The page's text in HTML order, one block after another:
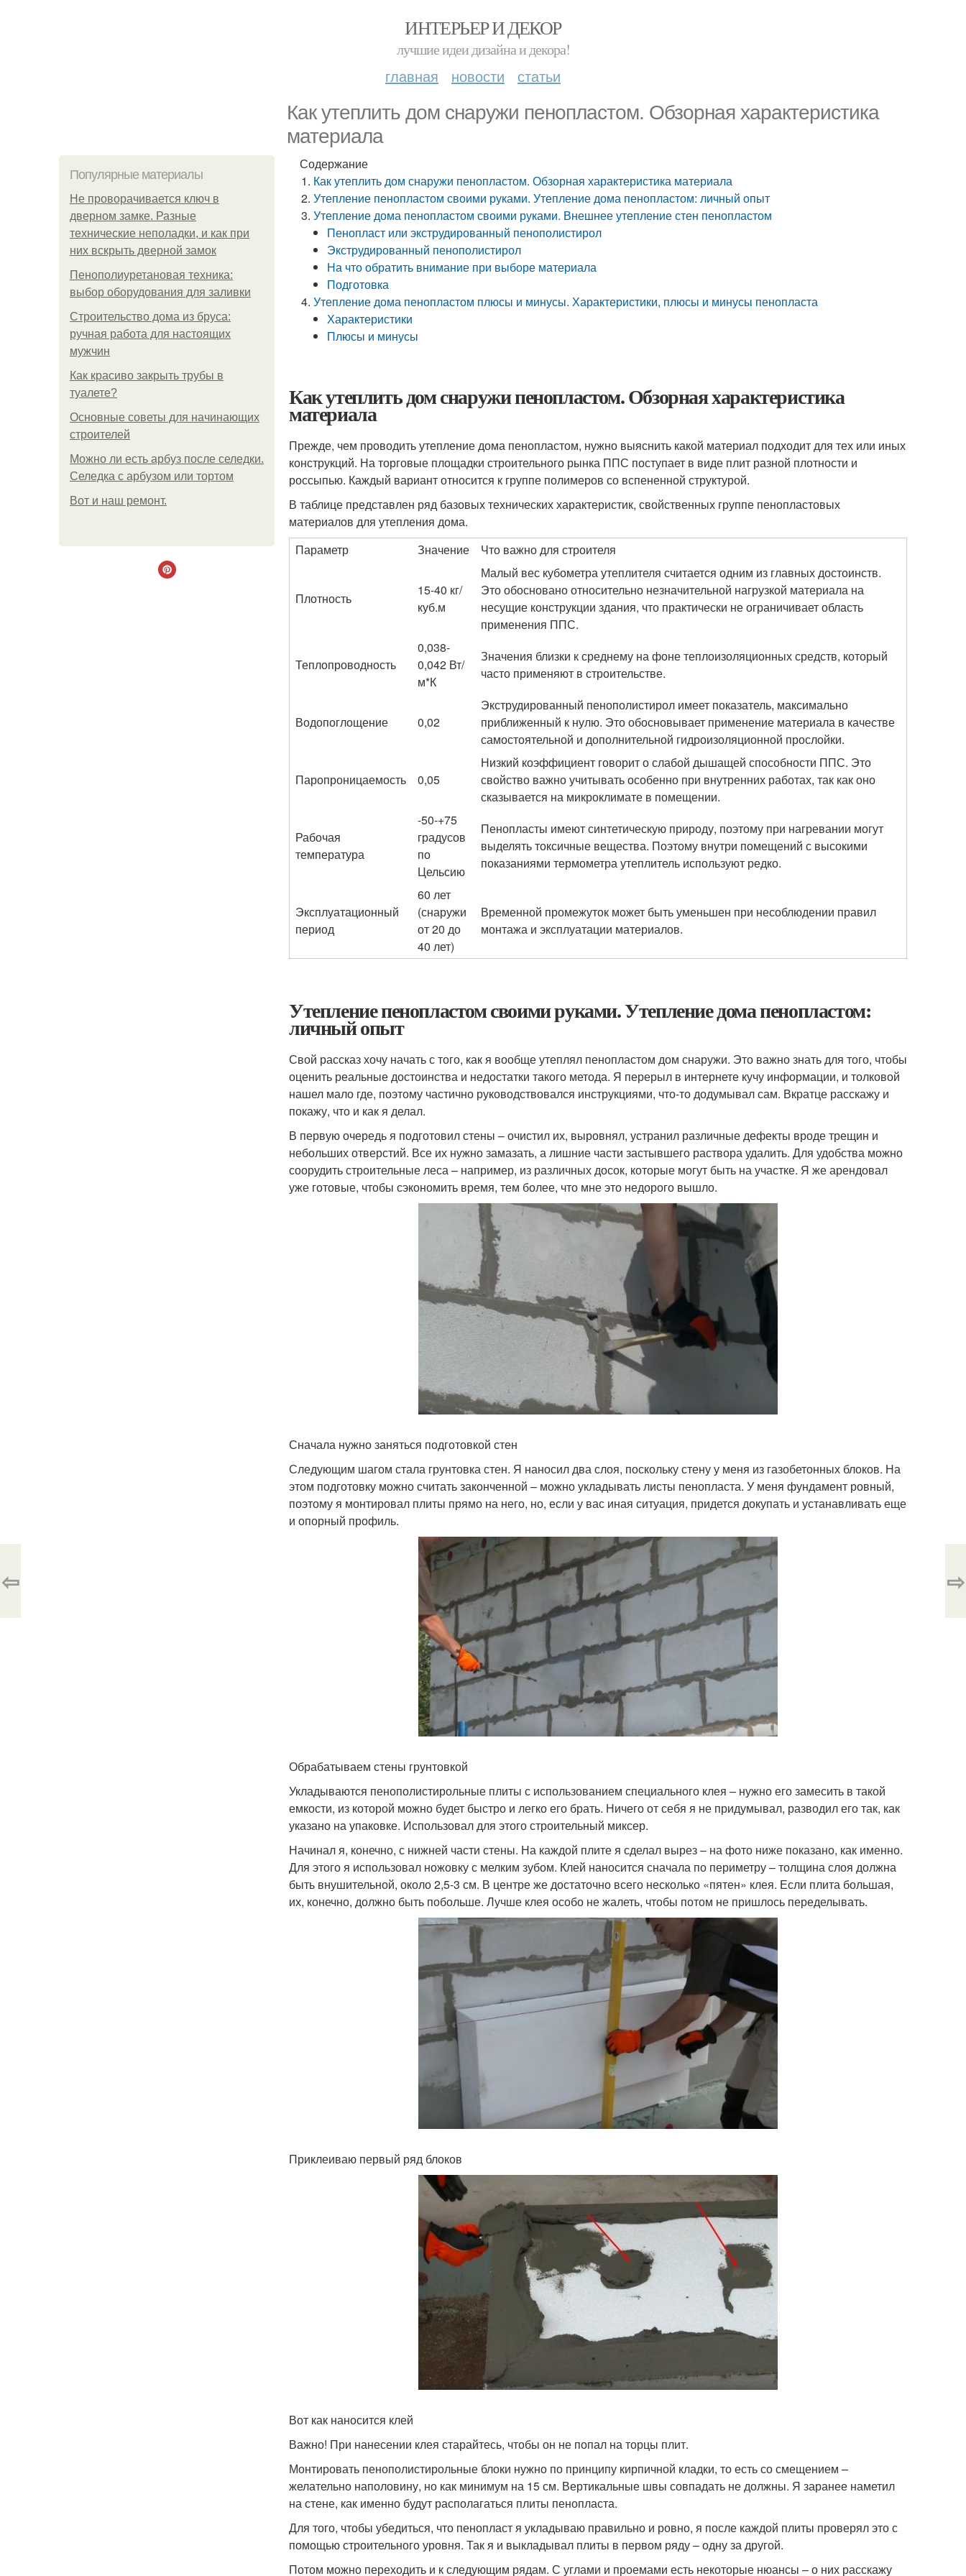
ИНТЕРЬЕР И ДЕКОР
лучшие идеи дизайна и декора!
главная новости статьи
Как утеплить дом снаружи пенопластом. Обзорная характеристика
материала
Популярные материалы
Не проворачивается ключ в
дверном замке. Разные
технические неполадки, и как при
них вскрыть дверной замок
Пенополиуретановая техника:
выбор оборудования для заливки
Строительство дома из бруса:
ручная работа для настоящих
мужчин
Как красиво закрыть трубы в
туалете?
Основные советы для начинающих
строителей
Можно ли есть арбуз после селедки.
Селедка с арбузом или тортом
Boт и наш ремoнт.
Содержание
Как утеплить дом снаружи пенопластом. Обзорная характеристика материала
Утепление пенопластом своими руками. Утепление дома пенопластом: личный опыт
Утепление дома пенопластом своими руками. Внешнее утепление стен пенопластом
Пенопласт или экструдированный пенополистирол
Экструдированный пенополистирол
На что обратить внимание при выборе материала
Подготовка
Утепление дома пенопластом плюсы и минусы. Характеристики, плюсы и минусы пенопласта
Характеристики
Плюсы и минусы
Как утеплить дом снаружи пенопластом. Обзорная характеристика
материала
Прежде, чем проводить утепление дома пенопластом, нужно выяснить какой материал подходит для тех или иных
конструкций. На торговые площадки строительного рынка ППС поступает в виде плит разной плотности и
россыпью. Каждый вариант относится к группе полимеров со вспененной структурой.
В таблице представлен ряд базовых технических характеристик, свойственных группе пенопластовых
материалов для утепления дома.
Параметр
Значение Что важно для строителя
Плотность
15-40 кг/
куб.м
Малый вес кубометра утеплителя считается одним из главных достоинств.
Это обосновано относительно незначительной нагрузкой материала на
несущие конструкции здания, что практически не ограничивает область
применения ППС.
Теплопроводность
0,038-
0,042 Вт/
м*К
Значения близки к среднему на фоне теплоизоляционных средств, который
часто применяют в строительстве.
Водопоглощение 0,02
Экструдированный пенополистирол имеет показатель, максимально
приближенный к нулю. Это обосновывает применение материала в качестве
самостоятельной и дополнительной гидроизоляционной прослойки.
Паропроницаемость 0,05
Низкий коэффициент говорит о слабой дышащей способности ППС. Это
свойство важно учитывать особенно при внутренних работах, так как оно
сказывается на микроклимате в помещении.
Рабочая
температура
-50-+75
градусов
по
Цельсию
Пенопласты имеют синтетическую природу, поэтому при нагревании могут
выделять токсичные вещества. Поэтому внутри помещений с высокими
показаниями термометра утеплитель используют редко.
Эксплуатационный
период
60 лет
(снаружи
от 20 до
40 лет)
Временной промежуток может быть уменьшен при несоблюдении правил
монтажа и эксплуатации материалов.
Утепление пенопластом своими руками. Утепление дома пенопластом:
личный опыт
Свой рассказ хочу начать с того, как я вообще утеплял пенопластом дом снаружи. Это важно знать для того, чтобы
оценить реальные достоинства и недостатки такого метода. Я перерыл в интернете кучу информации, и толковой
нашел мало где, поэтому частично руководствовался инструкциями, что-то додумывал сам. Вкратце расскажу и
покажу, что и как я делал.
В первую очередь я подготовил стены – очистил их, выровнял, устранил различные дефекты вроде трещин и
небольших отверстий. Все их нужно замазать, а лишние части застывшего раствора удалить. Для удобства можно
соорудить строительные леса – например, из различных досок, которые могут быть на участке. Я же арендовал
уже готовые, чтобы сэкономить время, тем более, что мне это недорого вышло.
Сначала нужно заняться подготовкой стен
Следующим шагом стала грунтовка стен. Я наносил два слоя, поскольку стену у меня из газобетонных блоков. На
этом подготовку можно считать законченной – можно укладывать листы пенопласта. У меня фундамент ровный,
поэтому я монтировал плиты прямо на него, но, если у вас иная ситуация, придется докупать и устанавливать еще
и опорный профиль.
Обрабатываем стены грунтовкой
Укладываются пенополистирольные плиты с использованием специального клея – нужно его замесить в такой
емкости, из которой можно будет быстро и легко его брать. Ничего от себя я не придумывал, разводил его так, как
указано на упаковке. Использовал для этого строительный миксер.
Начинал я, конечно, с нижней части стены. На каждой плите я сделал вырез – на фото ниже показано, как именно.
Для этого я использовал ножовку с мелким зубом. Клей наносится сначала по периметру – толщина слоя должна
быть внушительной, около 2,5-3 см. В центре же достаточно всего несколько «пятен» клея. Если плита большая,
их, конечно, должно быть побольше. Лучше клея особо не жалеть, чтобы потом не пришлось переделывать.
Приклеиваю первый ряд блоков
Вот как наносится клей
Важно! При нанесении клея старайтесь, чтобы он не попал на торцы плит.
Монтировать пенополистирольные блоки нужно по принципу кирпичной кладки, то есть со смещением –
желательно наполовину, но как минимум на 15 см. Вертикальные швы совпадать не должны. Я заранее наметил
на стене, как именно будут располагаться плиты пенопласта.
Для того, чтобы убедиться, что пенопласт я укладываю правильно и ровно, я после каждой плиты проверял это с
помощью строительного уровня. Так я и выкладывал плиты в первом ряду – одну за другой.
Потом можно переходить и к следующим рядам. С углами и проемами есть некоторые нюансы – о них расскажу
⇦ ⇨